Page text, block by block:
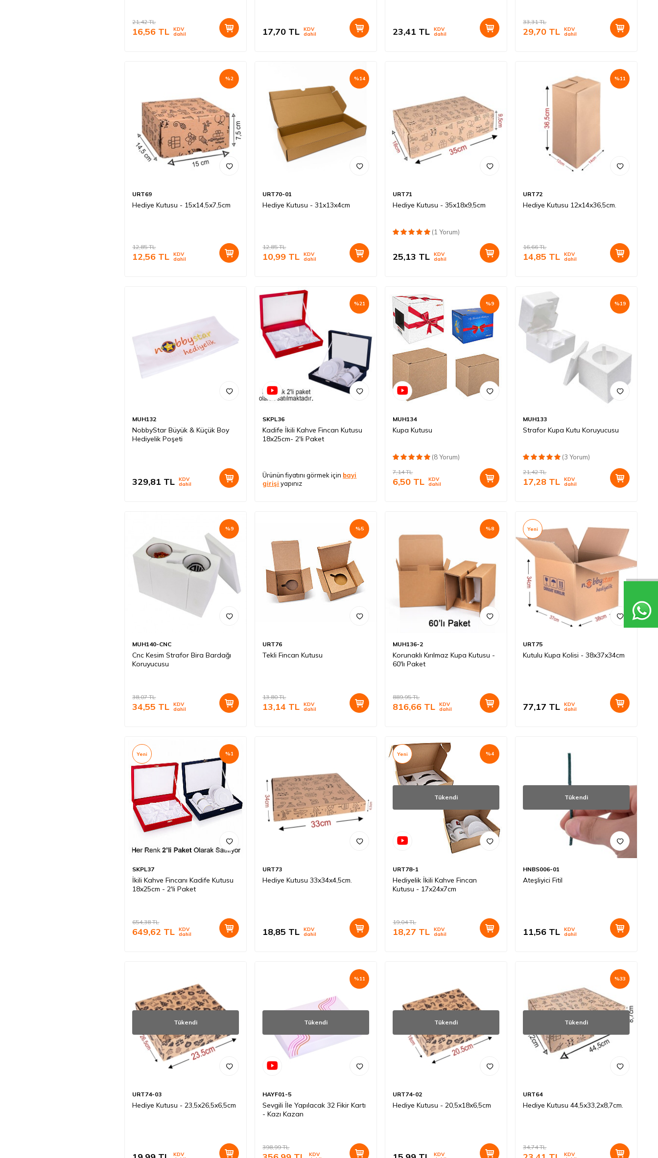
21,42TL
16,56 TL KDV
dahil 17,70 TL KDV
dahil 23,41 TL KDV
dahil
33,31TL
29,70 TL KDV
dahil
%2
URT69
Hediye Kutusu - 15x14,5x7,5cm
12,85TL
12,56 TL KDV
dahil
%14
URT70-01
Hediye Kutusu - 31x13x4cm
12,85TL
10,99 TL KDV
dahil
URT71
Hediye Kutusu - 35x18x9,5cm
(1 Yorum)
25,13 TL KDV
dahil
%11
URT72
Hediye Kutusu 12x14x36,5cm.
16,66TL
14,85 TL KDV
dahil
MUH132
NobbyStar Büyük & Küçük Boy
Hediyelik Poşeti
329,81 TL KDV
dahil
%21
SKPL36
Kadife İkili Kahve Fincan Kutusu
18x25cm- 2'li Paket
Ürünün fiyatını görmek için bayi
girişi yapınız
%9
MUH134
Kupa Kutusu
(8 Yorum)
7,14TL
6,50 TL KDV
dahil
%19
MUH133
Strafor Kupa Kutu Koruyucusu
(3 Yorum)
21,42TL
17,28 TL KDV
dahil
%9
MUH140-CNC
Cnc Kesim Strafor Bira Bardağı
Koruyucusu
38,07TL
34,55 TL KDV
dahil
%5
URT76
Tekli Fincan Kutusu
13,80TL
13,14 TL KDV
dahil
%8
MUH136-2
Korunaklı Kırılmaz Kupa Kutusu -
60'lı Paket
889,95TL
816,66 TL KDV
dahil
Yeni
URT75
Kutulu Kupa Kolisi - 38x37x34cm
77,17 TL KDV
dahil
%1
Yeni
SKPL37
İkili Kahve Fincanı Kadife Kutusu
18x25cm - 2'li Paket
654,38TL
649,62 TL KDV
dahil
URT73
Hediye Kutusu 33x34x4,5cm.
18,85 TL KDV
dahil
%4
Yeni
Tükendi
URT78-1
Hediyelik İkili Kahve Fincan
Kutusu - 17x24x7cm
19,04TL
18,27 TL KDV
dahil
Tükendi
HNBS006-01
Ateşliyici Fitil
11,56 TL KDV
dahil
Tükendi
URT74-03
Hediye Kutusu - 23,5x26,5x6,5cm
KDV
%11
Tükendi
HAYF01-5
Sevgili İle Yapılacak 32 Fikir Kartı
- Kazı Kazan
398,99TL
KDV
Tükendi
URT74-02
Hediye Kutusu - 20,5x18x6,5cm
KDV
%33
Tükendi
URT64
Hediye Kutusu 44,5x33,2x8,7cm.
34,74TL
KDV